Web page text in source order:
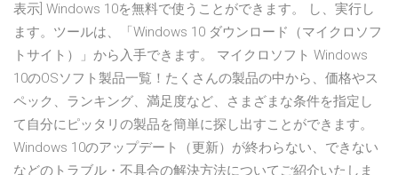
表示] Windows 10を無料で使うことができます。 し、実行し
ます。ツールは、「Windows 10 ダウンロード（マイクロソフ
トサイト）」から入手できます。 マイクロソフト Windows
10のOSソフト製品一覧！たくさんの製品の中から、価格やス
ペック、ランキング、満足度など、さまざまな条件を指定し
て自分にピッタリの製品を簡単に探し出すことができます。
Windows 10のアップデート（更新）が終わらない、できない
などのトラブル・不具合の解決方法についてご紹介いたしま